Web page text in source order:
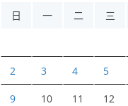
日
一 二 三
2 3 4 5
9 10 11 12